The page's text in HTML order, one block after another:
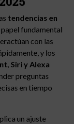
tendencias en
fundamental
con las
y los
Siri y Alexa
preguntas
en tiempo
un ajuste